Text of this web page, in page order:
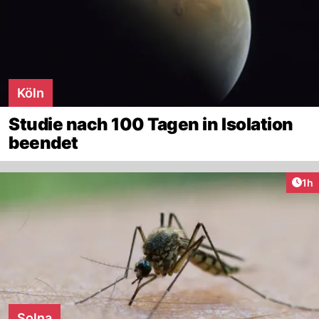
Köln
Studie nach 100 Tagen in Isolation
beendet
1h